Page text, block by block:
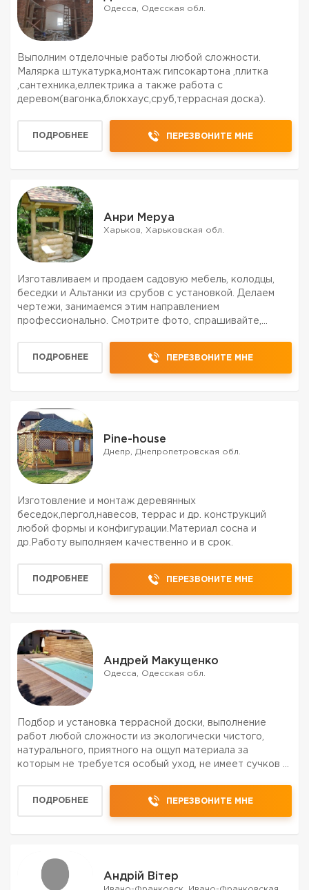
Одесса, Одесская обл.
Выполним отделочные работы любой сложности.
Малярка штукатурка,монтаж гипсокартона ,плитка
,сантехника,еллектрика а также работа с
деревом(вагонка,блокхаус,сруб,террасная доска).
ПОДРОБНЕЕ ПЕРЕЗВОНИТЕ МНЕ
Анри Меруа
Харьков, Харьковская обл.
Изготавливаем и продаем садовую мебель, колодцы,
беседки и Альтанки из срубов с установкой. Делаем
чертежи, занимаемся этим направлением
профессионально. Смотрите фото, спрашивайте,
направлений - строител...
ПОДРОБНЕЕ ПЕРЕЗВОНИТЕ МНЕ
Pine-house
Днепр, Днепропетровская обл.
Изготовление и монтаж деревянных
беседок,пергол,навесов, террас и др. конструкций
любой формы и конфигурации.Материал сосна и
др.Работу выполняем качественно и в срок.
ПОДРОБНЕЕ ПЕРЕЗВОНИТЕ МНЕ
Андрей Макущенко
Одесса, Одесская обл.
Подбор и установка террасной доски, выполнение
работ любой сложности из экологически чистого,
натурального, приятного на ощуп материала за
которым не требуется особый уход, не имеет сучков и
ПОДРОБНЕЕ ПЕРЕЗВОНИТЕ МНЕ
Андрій Вітер